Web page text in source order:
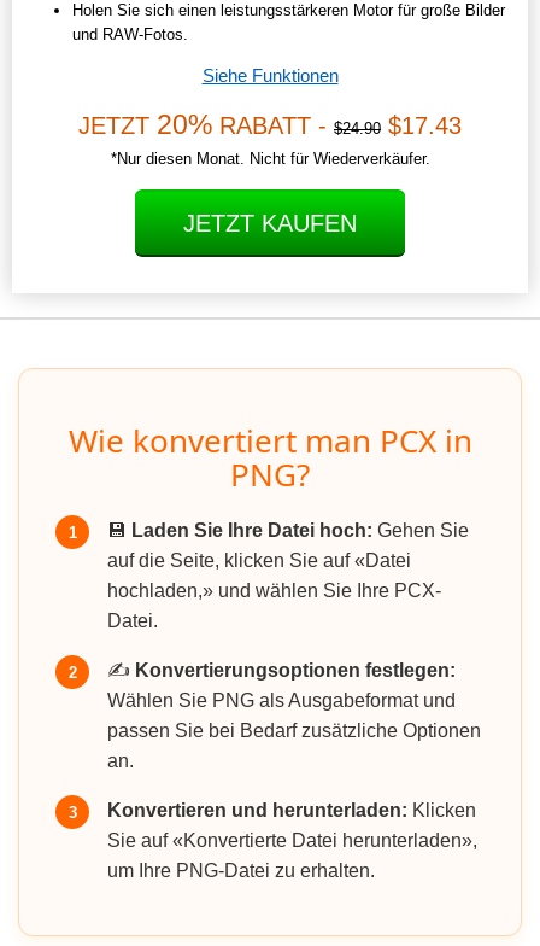
Holen Sie sich einen leistungsstärkeren Motor für große Bilder
und RAW-Fotos.
Siehe Funktionen
JETZT 20% RABATT - $24.90 $17.43
*Nur diesen Monat. Nicht für Wiederverkäufer.
JETZT KAUFEN
Wie konvertiert man PCX in
PNG?
1 💾 Laden Sie Ihre Datei hoch: Gehen Sie
auf die Seite, klicken Sie auf «Datei
hochladen,» und wählen Sie Ihre PCX-
Datei.
2 ✍️ Konvertierungsoptionen festlegen:
Wählen Sie PNG als Ausgabeformat und
passen Sie bei Bedarf zusätzliche Optionen
an.
3 Konvertieren und herunterladen: Klicken
Sie auf «Konvertierte Datei herunterladen»,
um Ihre PNG-Datei zu erhalten.